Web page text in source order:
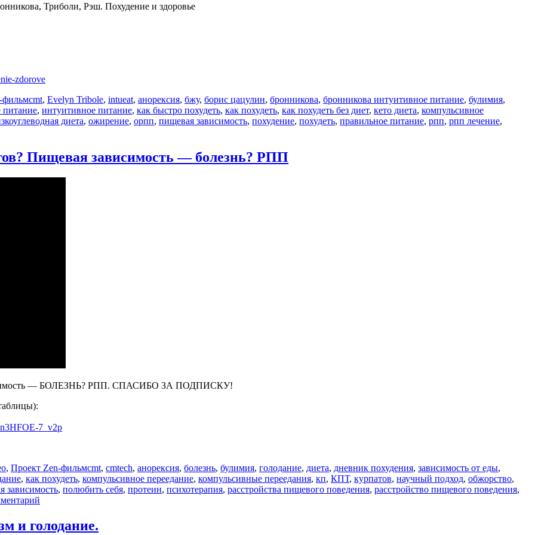
Триболи, Рэш. Похудение и здоровье
zdorove
фильмМетки
cmt, Evelyn Tribole, intueat, анорексия, бжу, борис цацулин, бронникова, бронникова интуитивное питание, булимия,
питание, интуитивное питание, как быстро похудеть, как похудеть, как похудеть без диет, кето диета, компульсивное
диета, ожирение, орпп, пищевая зависимость, похудение, похудеть, правильное питание, рпп, рпп лечение,
ИНТУИТИВНОЕ
Пищевая зависимость — болезнь? РПП
— БОЛЕЗНЬ? РПП. СПАСИБО ЗА ПОДПИСКУ!
7_v2p
, Проект Zen-фильмМетки
cmt, cmtech, анорексия, болезнь, булимия, голодание, диета, дневник похудения, зависимость от еды,
, как похудеть, компульсивное переедание, компульсивные переедания, кп, КПТ, курпатов, научный подход, обжорство,
зависимость, полюбить себя, протеин, психотерапия, расстройства пищевого поведения, расстройство пищевого поведения,
остановить
и голодание.